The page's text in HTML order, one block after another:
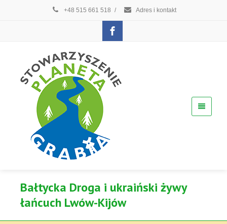
+48 515 661 518 / Adres i kontakt
Bałtycka Droga i ukraiński żywy
łańcuch Lwów-Kijów